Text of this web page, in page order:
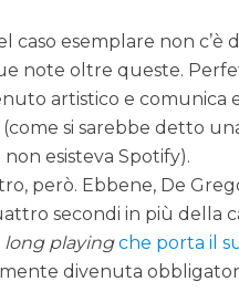
caso esemplare non
note oltre queste.
artistico e comunica
si sarebbe detto
esisteva Spotify).
però. Ebbene, De
secondi in più della
long playing che porta il
divenuta